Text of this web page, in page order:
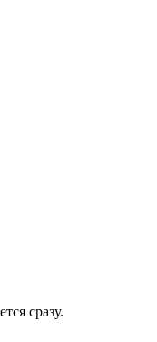
сразу.